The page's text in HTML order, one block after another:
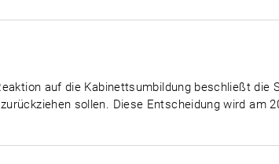
auf die Kabinettsumbildung beschließt die
sollen. Diese Entscheidung wird am